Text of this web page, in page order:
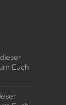
Euch